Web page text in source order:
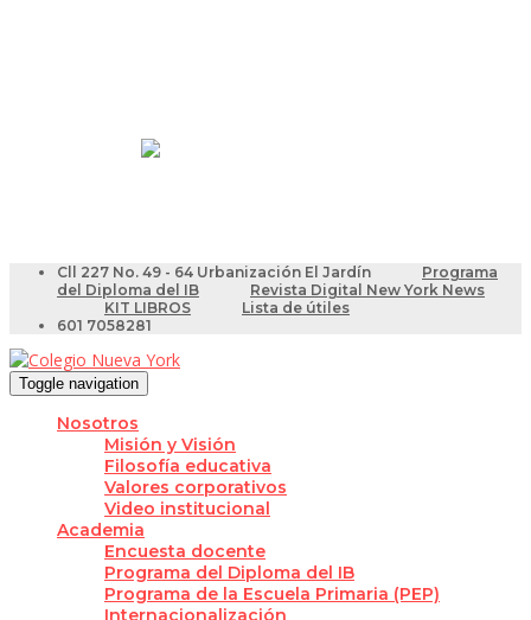
Cll 227 No. 49 - 64 Urbanización El Jardín
Programa
del Diploma del IB
Revista Digital New York News
KIT LIBROS
Lista de útiles
601 7058281
Toggle navigation
Nosotros
Misión y Visión
Filosofía educativa
Valores corporativos
Video institucional
Academia
Encuesta docente
Programa del Diploma del IB
Programa de la Escuela Primaria (PEP)
Internacionalización